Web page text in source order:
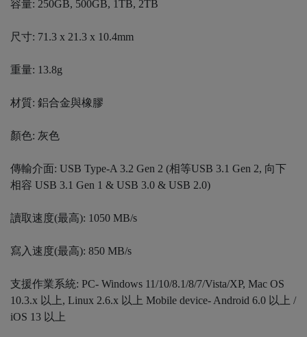
容量: 250GB, 500GB, 1TB, 2TB
尺寸: 71.3 x 21.3 x 10.4mm
重量: 13.8g
材質: 鋁合金與橡膠
顏色: 灰色
傳輸介面: USB Type-A 3.2 Gen 2 (相等USB 3.1 Gen 2, 向下
相容 USB 3.1 Gen 1 & USB 3.0 & USB 2.0)
讀取速度(最高): 1050 MB/s
寫入速度(最高): 850 MB/s
支援作業系統: PC- Windows 11/10/8.1/8/7/Vista/XP, Mac OS
10.3.x 以上, Linux 2.6.x 以上 Mobile device- Android 6.0 以上 /
iOS 13 以上